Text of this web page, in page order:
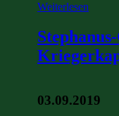
Weiterlesen
03.09.2019